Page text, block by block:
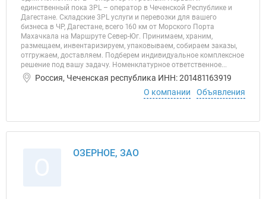
единственный пока 3PL – оператор в Чеченской Республике и
Дагестане. Складские 3PL услуги и перевозки для вашего
бизнеса в ЧР, Дагестане, всего 160 км от Морского Порта
Махачкала на Маршруте Север-Юг. Принимаем, храним,
размещаем, инвентаризируем, упаковываем, собираем заказы,
отгружаем, доставляем. Подберем индивидуальное комплексное
решение под вашу задачу. Номенклатурное ответственное...
Россия, Чеченская республика ИНН: 201481163919
О компании
Объявления
ОЗЕРНОЕ, ЗАО